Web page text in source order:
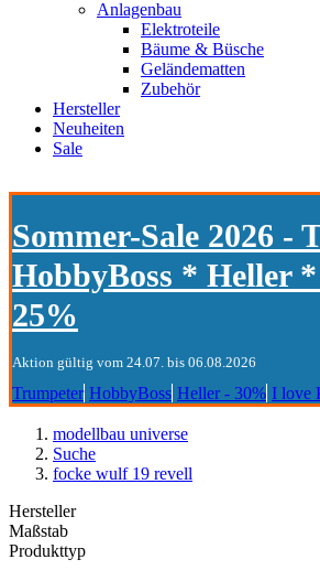
Anlagenbau
Elektroteile
Bäume & Büsche
Geländematten
Zubehör
Hersteller
Neuheiten
Sale
Sommer-Sale 2026 -
HobbyBoss * Heller
25%
Aktion gültig vom 24.07. bis 06.08.2026
Trumpeter HobbyBoss Heller - 30% I love
modellbau universe
Suche
focke wulf 19 revell
Hersteller
Maßstab
Produkttyp